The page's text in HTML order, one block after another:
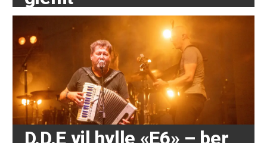
D.D.E vil hylle «E6» – ber